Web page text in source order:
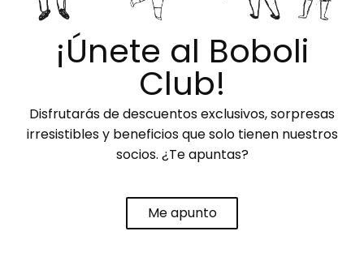
¡Únete al Boboli
Club!
Disfrutarás de descuentos exclusivos, sorpresas
irresistibles y beneficios que solo tienen nuestros
socios. ¿Te apuntas?
Me apunto